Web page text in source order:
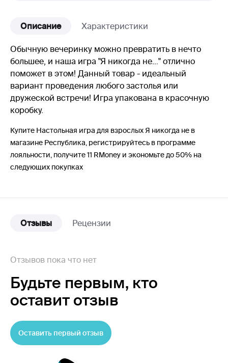
Описание Характеристики
Обычную вечеринку можно превратить в нечто
большее, и наша игра "Я никогда не…" отлично
поможет в этом! Данный товар - идеальный
вариант проведения любого застолья или
дружеской встречи! Игра упакована в красочную
коробку.
Купите Настольная игра для взрослых Я никогда не в
магазине Республика, регистрируйтесь в программе
лояльности, получите 11 RMoney и экономьте до 50% на
следующих покупках
Отзывы Рецензии
Отзывов пока что нет
Будьте первым, кто
оставит отзыв
Оставить первый отзыв